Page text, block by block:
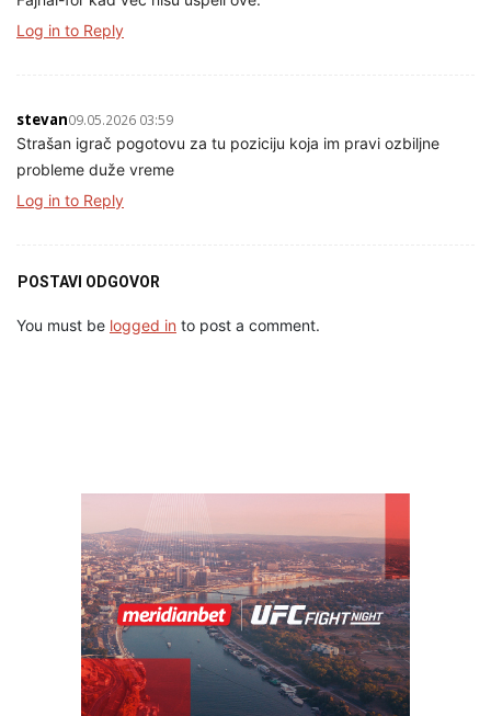
Log in to Reply
stevan09.05.2026 03:59
Strašan igrač pogotovu za tu poziciju koja im pravi ozbiljne
probleme duže vreme
Log in to Reply
POSTAVI ODGOVOR
You must be logged in to post a comment.